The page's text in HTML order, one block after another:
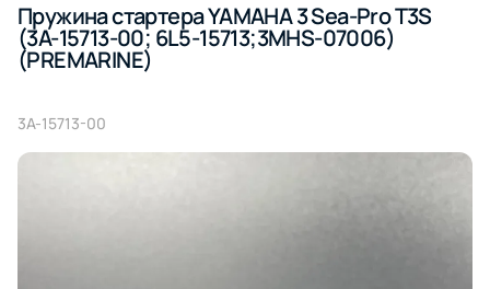
Пружина стартера YAMAHA 3 Sea-Pro T3S
(3A-15713-00; 6L5-15713;3MHS-07006)
(PREMARINE)
3A-15713-00